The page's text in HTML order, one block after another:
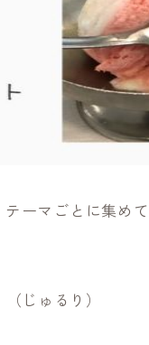
ーマごとに集め
じゅるり）